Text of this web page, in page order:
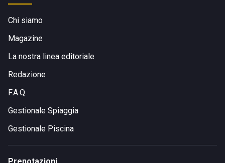
Chi siamo
Magazine
La nostra linea editoriale
Redazione
F.A.Q.
Gestionale Spiaggia
Gestionale Piscina